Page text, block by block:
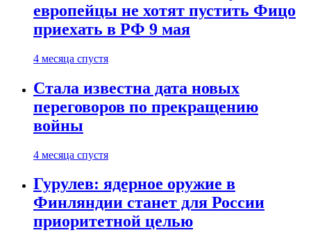
европейцы не хотят пустить Фицо
приехать в РФ 9 мая
4 месяца спустя
Стала известна дата новых
переговоров по прекращению
войны
4 месяца спустя
Гурулев: ядерное оружие в
Финляндии станет для России
приоритетной целью